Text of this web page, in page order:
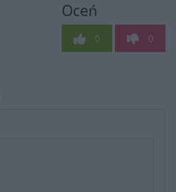
Oceń
0 0